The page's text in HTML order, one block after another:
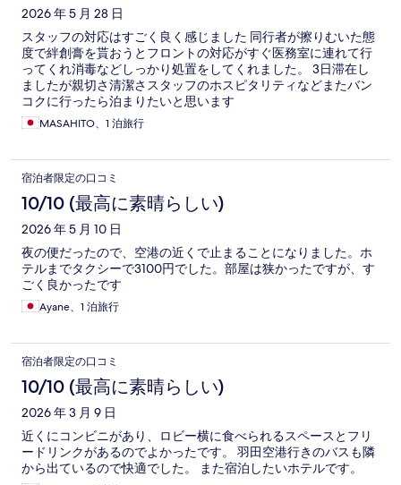
2026 年 5 月 28 日
スタッフの対応はすごく良く感じました 同行者が擦りむいた態
度で絆創膏を貰おうとフロントの対応がすぐ医務室に連れて行
ってくれ消毒などしっかり処置をしてくれました。 3日滞在し
ましたが親切さ清潔さスタッフのホスピタリティなどまたバン
コクに行ったら泊まりたいと思います
MASAHITO、1 泊旅行
宿泊者限定の口コミ
10/10 (最高に素晴らしい)
2026 年 5 月 10 日
夜の便だったので、空港の近くで止まることになりました。ホ
テルまでタクシーで3100円でした。部屋は狭かったですが、す
ごく良かったです
Ayane、1 泊旅行
宿泊者限定の口コミ
10/10 (最高に素晴らしい)
2026 年 3 月 9 日
近くにコンビニがあり、ロビー横に食べられるスペースとフリ
ードリンクがあるのでよかったです。 羽田空港行きのバスも隣
から出ているので快適でした。 また宿泊したいホテルです。